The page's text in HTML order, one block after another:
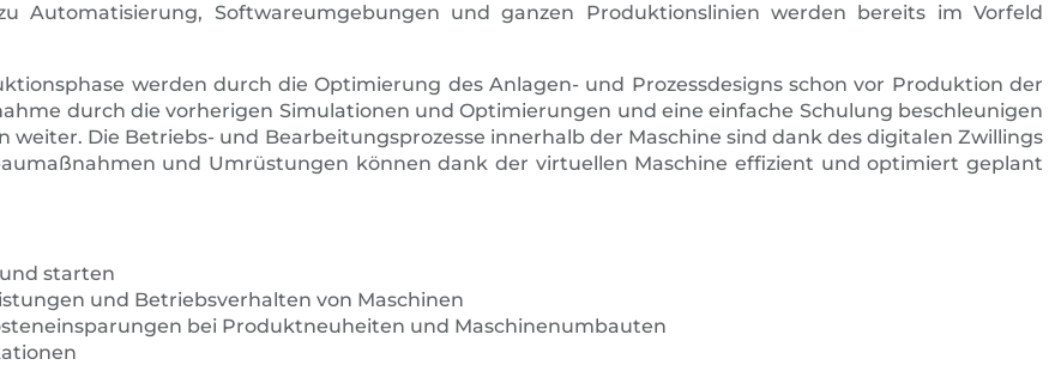
Automatisierung, Softwareumgebungen und ganzen Produktionslinien werden bereits im Vorfeld
werden durch die Optimierung des Anlagen- und Prozessdesigns schon vor Produktion der
durch die vorherigen Simulationen und Optimierungen und eine einfache Schulung beschleunigen
weiter. Die Betriebs- und Bearbeitungsprozesse innerhalb der Maschine sind dank des digitalen Zwillings
und Umrüstungen können dank der virtuellen Maschine effizient und optimiert geplant
starten
und Betriebsverhalten von Maschinen
bei Produktneuheiten und Maschinenumbauten